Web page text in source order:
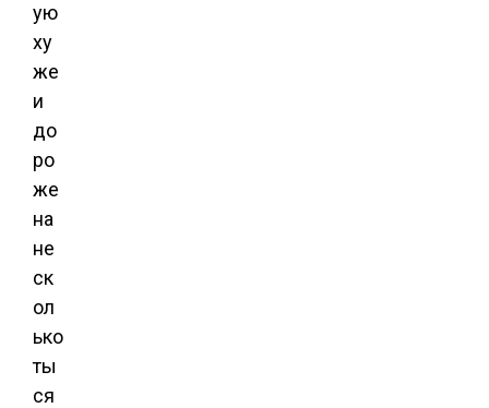
ую
ху
же
и
до
ро
же
на
не
ск
ол
ько
ты
ся